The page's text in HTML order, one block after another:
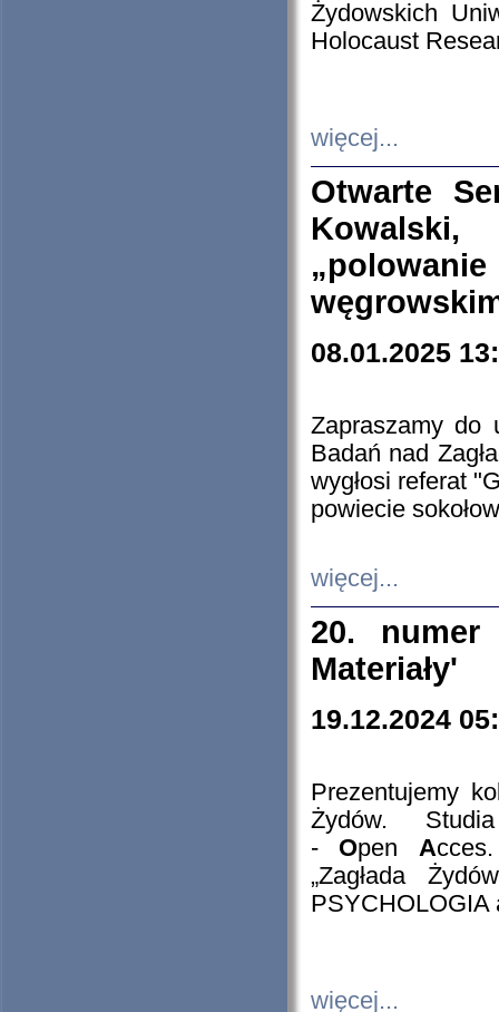
Żydowskich
Holocaust
więcej...
Otwarte
08.01.2025
Zapraszamy do
Badań nad
wygłosi referat
powiecie
więcej...
20. numer
Materiały'
19.12.2024
Prezentujemy
Żydów.
- Open A
„Zagłada
PSYCHOLOGIA
więcej...